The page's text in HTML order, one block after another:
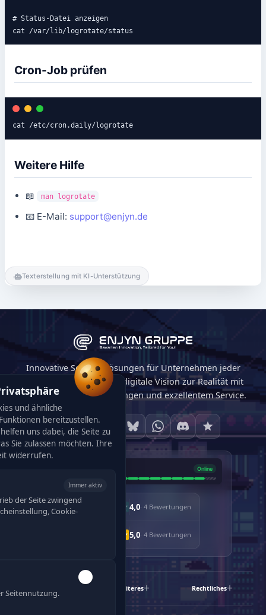
# Status-Datei anzeigen
cat /var/lib/logrotate/status
Cron-Job prüfen
cat /etc/cron.daily/logrotate
Weitere Hilfe
📖 man logrotate
📧 E-Mail: support@enjyn.de
Texterstellung mit KI-Unterstützung
Innovative Softwarelösungen für Unternehmen jeder
Größe. Wir machen Ihre digitale Vision zur Realität mit
maßgeschneiderten Lösungen und exzellentem Service.
4,0· 4 Bewertungen
5,0· 4 Bewertungen
Weiteres Rechtliches
und ähnliche
bereitzustellen.
uns dabei, die Seite zu
Sie zulassen möchten. Ihre
widerrufen.
Immer aktiv
der Seite zwingend
Cookie-
Seitennutzung.